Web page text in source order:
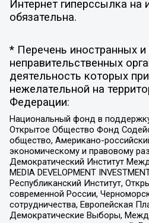
Интернет гиперссылка на
обязательна.
* Перечень иностранных
неправительственных
деятельность которых
нежелательной на
Федерации:
Национальный фонд в
Открытое Общество Фонд
общество, Американо-
экономическому и правовому
Демократический Институт
MEDIA DEVELOPMENT
Республиканский Институт,
современной России,
сотрудничества, Европейская
Демократические Выборы,